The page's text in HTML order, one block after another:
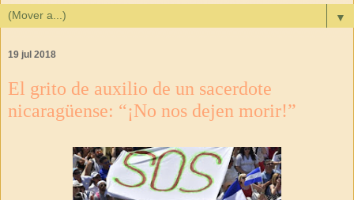
▼
19 jul 2018
El grito de auxilio de un sacerdote
nicaragüense: “¡No nos dejen morir!”